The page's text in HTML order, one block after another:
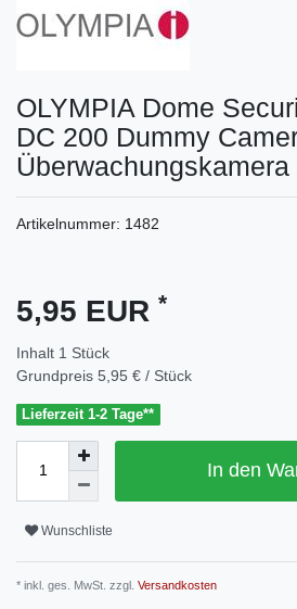
OLYMPIA Dome
DC 200 Dummy
Artikelnummer: 1482
5,95 EUR *
Inhalt 1 Stück
Grundpreis 5,95 € / Stück
Lieferzeit 1-2 Tage**
In den
Wunschliste
* inkl. ges. MwSt. zzgl. Versandkosten